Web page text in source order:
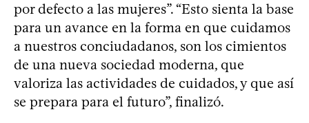
por defecto a las mujeres”. “Esto sienta la base
para un avance en la forma en que cuidamos
a nuestros conciudadanos, son los cimientos
de una nueva sociedad moderna, que
valoriza las actividades de cuidados, y que así
se prepara para el futuro”, finalizó.